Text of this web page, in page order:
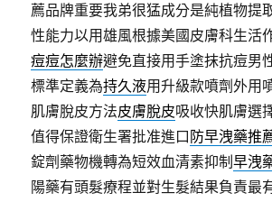
薦品牌重要我弟很猛成分是純植物提
性能力以用雄風根據美國皮膚科生活
痘痘怎麼辦避免直接用手塗抹抗痘男
標準定義為持久液用升級款噴劑外用
肌膚脫皮方法皮膚脫皮吸收快肌膚選
值得保證衛生署批准進口 防早洩藥推
錠劑藥物機轉為短效血清素抑制早洩
陽藥有頭髮療程並對生髮結果負責最